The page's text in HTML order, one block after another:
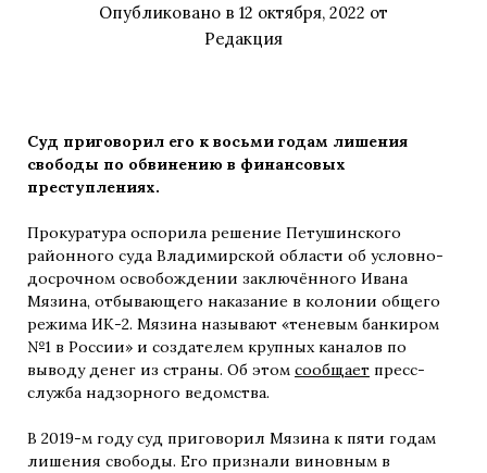
Опубликовано в 12 октября, 2022 от
Редакция
Суд приговорил его к восьми годам лишения
свободы по обвинению в финансовых
преступлениях.
Прокуратура оспорила решение Петушинского
районного суда Владимирской области об условно-
досрочном освобождении заключённого Ивана
Мязина, отбывающего наказание в колонии общего
режима ИК-2. Мязина называют «теневым банкиром
№1 в России» и создателем крупных каналов по
выводу денег из страны. Об этом сообщает пресс-
служба надзорного ведомства.
В 2019-м году суд приговорил Мязина к пяти годам
лишения свободы. Его признали виновным в